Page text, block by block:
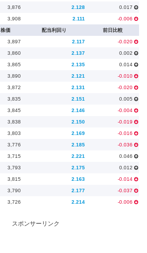
3,876 2.128 0.017
3,908 2.111 -0.006
株価 配当利回り 前日比較
3,897 2.117 -0.020
3,860 2.137 0.002
3,865 2.135 0.014
3,890 2.121 -0.010
3,872 2.131 -0.020
3,835 2.151 0.005
3,845 2.146 -0.004
3,838 2.150 -0.019
3,803 2.169 -0.016
3,776 2.185 -0.036
3,715 2.221 0.046
3,793 2.175 0.012
3,815 2.163 -0.014
3,790 2.177 -0.037
3,726 2.214 -0.006
スポンサーリンク